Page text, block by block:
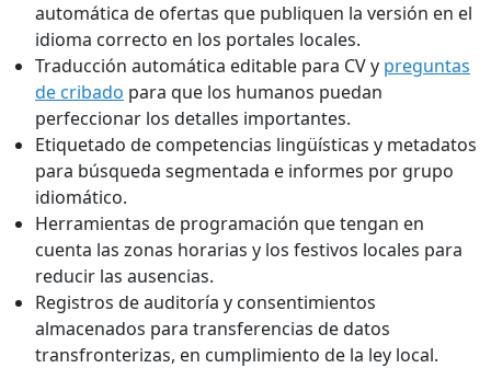
automática de ofertas que publiquen la versión en el
idioma correcto en los portales locales.
Traducción automática editable para CV y preguntas
de cribado para que los humanos puedan
perfeccionar los detalles importantes.
Etiquetado de competencias lingüísticas y metadatos
para búsqueda segmentada e informes por grupo
idiomático.
Herramientas de programación que tengan en
cuenta las zonas horarias y los festivos locales para
reducir las ausencias.
Registros de auditoría y consentimientos
almacenados para transferencias de datos
transfronterizas, en cumplimiento de la ley local.